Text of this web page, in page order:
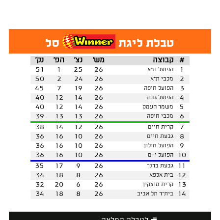
טבלת ליגת סל
נק' הפ' נצ' מש' קבוצה
#
51
1 25 26 הפועל ת"א
1
50
2 24 26 מכבי ת"א
2
45
7 19 26 הפועל חיפה
3
40
12 14 26 הפועל גבת
4
40
12 14 26 משמר העמק
5
39
13 13 26 מכבי חיפה
6
38
14 12 26 קרית חיים
7
36
16 10 26 גבעת חיים
8
36
16 10 26 הפועל חולון
9
36
16 10 26 הפועל י-ם
10
35
17 9 26 גבעת ברנר
11
34
18 8 26 בית אלפא
12
32
20 6 26 קרית מוצקין
13
34
18 8 26 בית"ר תל אביב 14